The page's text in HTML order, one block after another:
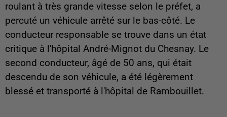
roulant à très grande vitesse selon le préfet, a
percuté un véhicule arrêté sur le bas-côté. Le
conducteur responsable se trouve dans un état
critique à l'hôpital André-Mignot du Chesnay. Le
second conducteur, âgé de 50 ans, qui était
descendu de son véhicule, a été légèrement
blessé et transporté à l'hôpital de Rambouillet.